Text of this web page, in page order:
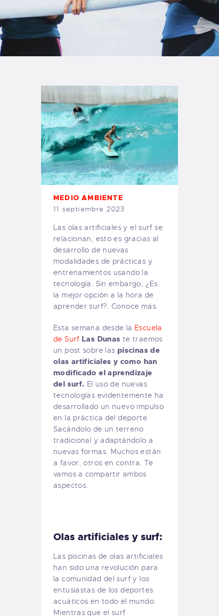
TIENDA FAMILY SURFERS
WEBCAM SALINAS
PEDIDOS
MEDIO AMBIENTE
11 septiembre 2023
Las olas artificiales y el surf se
relacionan, esto es gracias al
desarrollo de nuevas
modalidades de prácticas y
entrenamientos usando la
tecnología. Sin embargo, ¿Es
la mejor opción a la hora de
aprender surf?. Conoce más.
Esta semana desde la Escuela
de Surf Las Dunas te traemos
un post sobre las piscinas de
olas artificiales y como han
modificado el aprendizaje
del surf. El uso de nuevas
tecnologías evidentemente ha
desarrollado un nuevo impulso
en la práctica del deporte.
Sacándolo de un terreno
tradicional y adaptándolo a
nuevas formas. Muchos están
a favor, otros en contra. Te
vamos a compartir ambos
aspectos.
Olas artificiales y surf:
Las piscinas de olas artificiales
han sido una revolución para
la comunidad del surf y los
entusiastas de los deportes
acuáticos en todo el mundo.
Mientras que el surf